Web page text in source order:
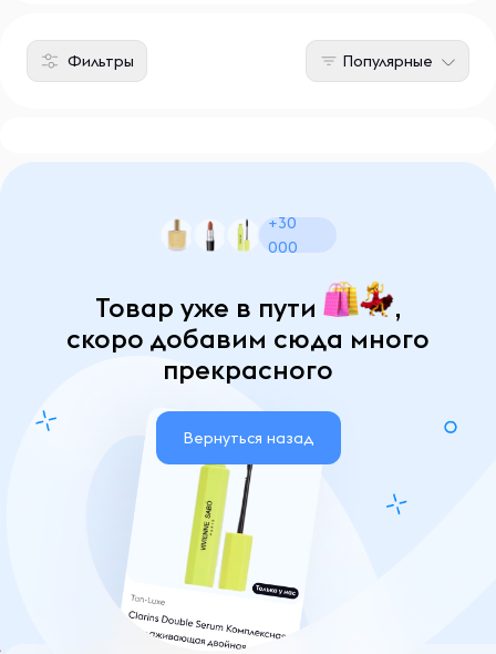
Фильтры Популярные
+30
000
Товар уже в пути
,
скоро добавим сюда много
прекрасного
Вернуться назад